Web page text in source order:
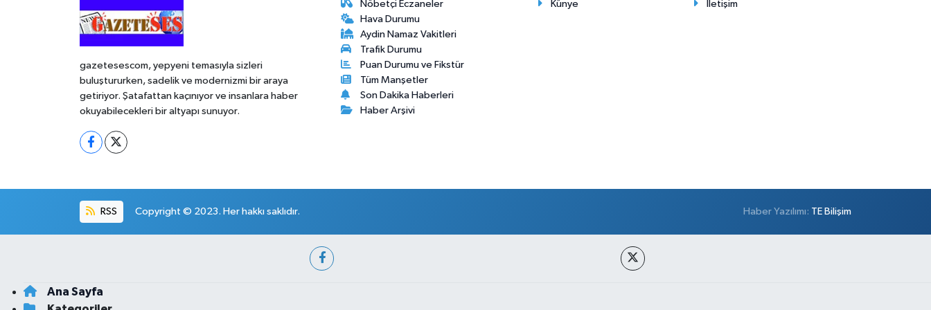
gazetesescom, yepyeni temasıyla sizleri
buluştururken, sadelik ve modernizmi bir araya
getiriyor. Şatafattan kaçınıyor ve insanlara haber
okuyabilecekleri bir altyapı sunuyor.
Nöbetçi Eczaneler
Hava Durumu
Aydin Namaz Vakitleri
Trafik Durumu
Puan Durumu ve Fikstür
Tüm Manşetler
Son Dakika Haberleri
Haber Arşivi
Künye İletişim
RSS Copyright © 2023. Her hakkı saklıdır. Haber Yazılımı: TE Bilişim
Ana Sayfa